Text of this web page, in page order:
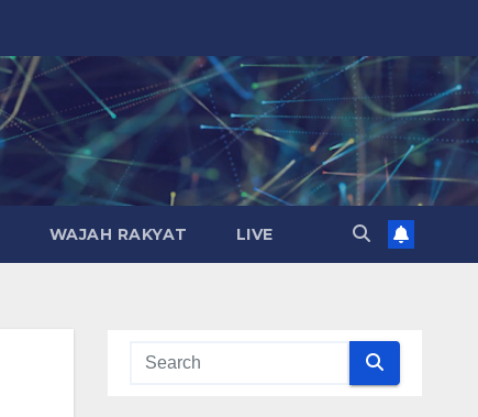
WAJAH RAKYAT LIVE